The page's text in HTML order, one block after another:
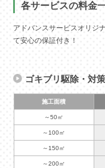
各サービスの料金
アドバンスサービスオリジ
て安心の保証付き！
ゴキブリ駆除・対
施工面積
～50㎡
～100㎡
～150㎡
～200㎡